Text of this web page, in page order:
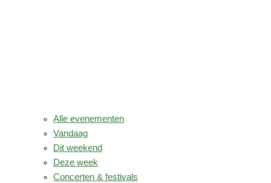
Alle evenementen
Vandaag
Dit weekend
Deze week
Concerten & festivals